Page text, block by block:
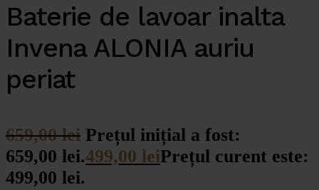
Baterie de lavoar inalta
Invena ALONIA auriu
periat
659,00lei Prețul inițial a fost:
659,00 lei.499,00 leiPrețul curent este:
499,00 lei.